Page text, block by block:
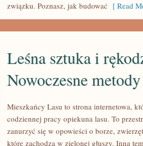
związku. Poznasz, jak budować [ Read
Leśna sztuka i
Nowoczesne
Mieszkańcy Lasu to strona internetowa,
codziennej pracy opiekuna lasu. To
zanurzyć się w opowieści o borze,
które zachodzą w zielonej głuszy. Inna